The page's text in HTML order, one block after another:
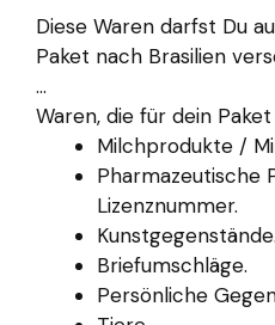
Diese Waren darfst Du
Paket nach Brasilien
...
Waren, die für dein
Milchprodukte /
Pharmazeutische
Lizenznummer.
Kunstgegenstände.
Briefumschläge.
Persönliche